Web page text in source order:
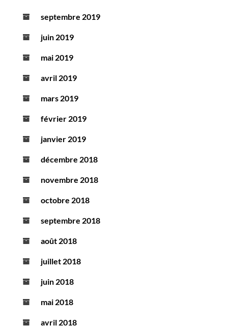
septembre 2019
juin 2019
mai 2019
avril 2019
mars 2019
février 2019
janvier 2019
décembre 2018
novembre 2018
octobre 2018
septembre 2018
août 2018
juillet 2018
juin 2018
mai 2018
avril 2018